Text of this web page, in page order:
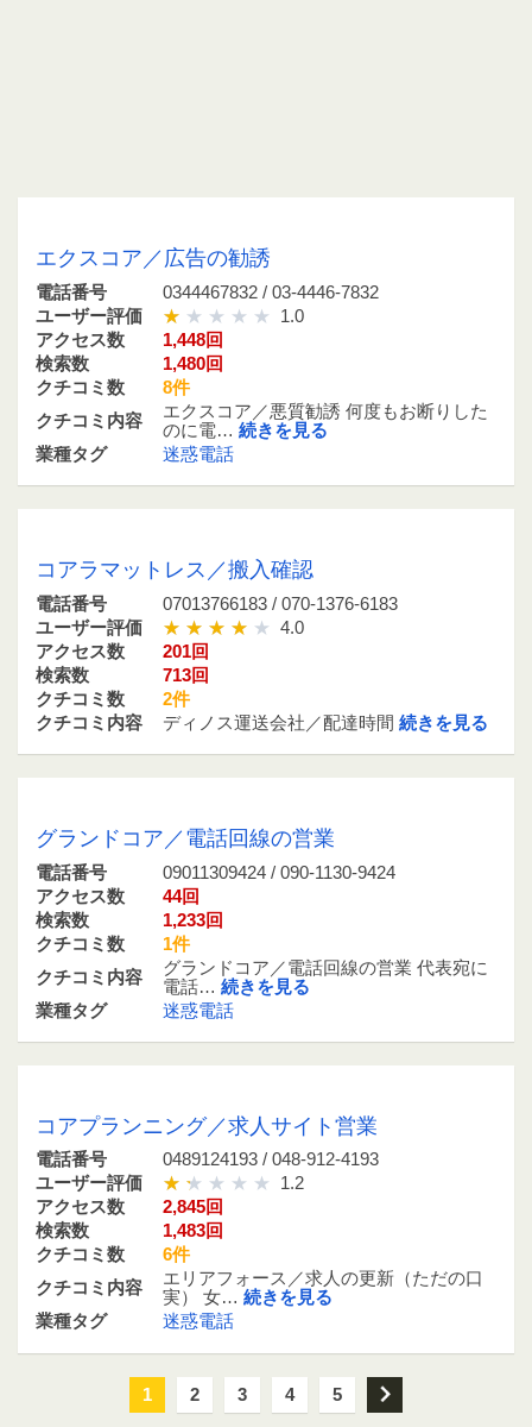
エクスコア／広告の勧誘
電話番号
0344467832 / 03-4446-7832
ユーザー評価
1.0
アクセス数
1,448回
検索数
1,480回
クチコミ数
8件
クチコミ内容
エクスコア／悪質勧誘 何度もお断りした
のに電… 続きを見る
業種タグ
迷惑電話
コアラマットレス／搬入確認
電話番号
07013766183 / 070-1376-6183
ユーザー評価
4.0
アクセス数
201回
検索数
713回
クチコミ数
2件
クチコミ内容
ディノス運送会社／配達時間 続きを見る
グランドコア／電話回線の営業
電話番号
09011309424 / 090-1130-9424
アクセス数
44回
検索数
1,233回
クチコミ数
1件
クチコミ内容
グランドコア／電話回線の営業 代表宛に
電話… 続きを見る
業種タグ
迷惑電話
コアプランニング／求人サイト営業
電話番号
0489124193 / 048-912-4193
ユーザー評価
1.2
アクセス数
2,845回
検索数
1,483回
クチコミ数
6件
クチコミ内容
エリアフォース／求人の更新（ただの口
実） 女… 続きを見る
業種タグ
迷惑電話
1 2 3 4 5 次